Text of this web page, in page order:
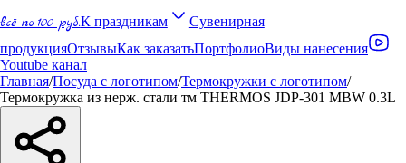
всё по 100 руб.К праздникам
Сувенирная
продукцияОтзывыКак заказатьПортфолиоВиды нанесения
Youtube канал
Главная/Посуда с логотипом/Термокружки с логотипом/
Термокружка из нерж. стали тм THERMOS JDP-301 MBW 0.3L